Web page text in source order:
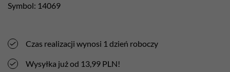
PRZEJDŹ DO KOSZYKA
Symbol: 14069
Czas realizacji wynosi 1 dzień roboczy
Wysyłka już od 13,99 PLN!